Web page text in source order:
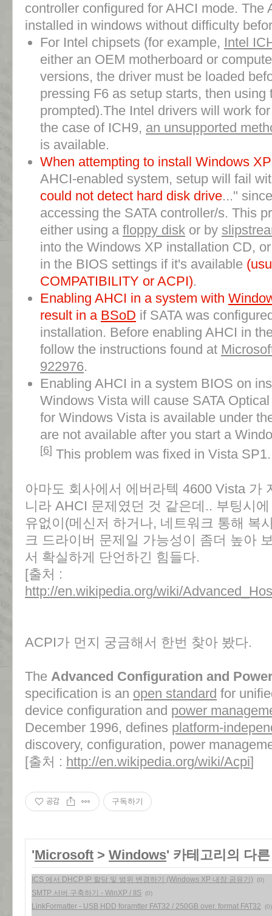
controller configured for AHCI mode. The
installed in windows without difficulty
For Intel chipsets (for example, Intel
either an OEM motherboard or
versions, the driver must be loaded
pressing F6 as setup starts, then using
prompted).The Intel drivers will work
the case of ICH9, an unsupported
is available.
When attempting to install Windows
AHCI-enabled system, setup will fail
could not detect hard disk drive..."
accessing the SATA controller/s. This
either using a floppy disk or by
into the Windows XP installation CD,
in the BIOS settings if it's available
COMPATIBILITY or ACPI).
Enabling AHCI in a system with
result in a BSoD if SATA was
installation. Before enabling AHCI in
follow the instructions found at
922976.
Enabling AHCI in a system BIOS on
Windows Vista will cause SATA
for Windows Vista is available under
are not available after you start a
[6] This problem was fixed in Vista SP1.
아마도 회사에서 에버라텍 4600 Vista 가
니라 AHCI 문제였던 것 같은데.. 부팅시
유없이(메신저 하거나, 네트워크 통해 복
크 드라이버 문제일 가능성이 좀더 높아
서 확실하게 단언하긴 힘들다.
[출처 :
http://en.wikipedia.org/wiki/
ACPI가 먼지 궁금해서 한번 찾아 봤다.
The Advanced Configuration and
specification is an open standard for
device configuration and power
December 1996, defines platform-
discovery, configuration, power
[출처 : http://en.wikipedia.org/wiki/Acpi]
공감 구독하기
'Microsoft > Windows' 카테고리의 다
ICS 에서 DHCP IP 할당 및 범위 변경하기 (Windows XP 내장 공유기) (0)
SMTP 서버 구축하기 - WinXP / IIS (0)
LinkFormatter - USB HDD foramtter FAT32 / 250GB over. format FAT32 (0)